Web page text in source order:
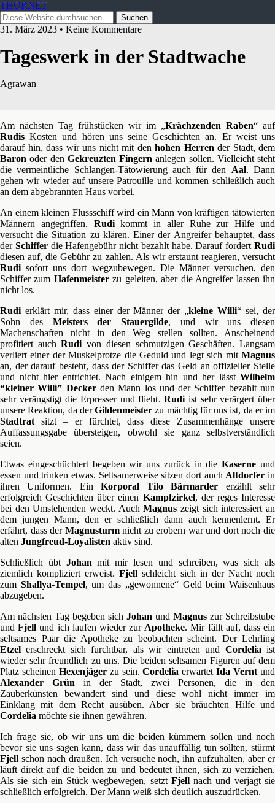
THORNET
31. März 2023 • Keine Kommentare
Tageswerk in der Stadtwache
Agrawan
Am nächsten Tag frühstücken wir im „Krächzenden Raben“ auf
Rudis Kosten und hören uns seine Geschichten an. Er weist uns
darauf hin, dass wir uns nicht mit den hohen Herren der Stadt, dem
Baron oder den Gekreuzten Fingern anlegen sollen. Vielleicht steht
die vermeintliche Schlangen-Tätowierung auch für den Aal. Dann
gehen wir wieder auf unsere Patrouille und kommen schließlich auch
an dem abgebrannten Haus vorbei.
An einem kleinen Flussschiff wird ein Mann von kräftigen tätowierten
Männern angegriffen. Rudikommt in aller Ruhe zur Hilfe und
versucht die Situation zu klären. Einer der Angreifer behauptet, dass
der Schifferdie Hafengebühr nicht bezahlt habe. Darauf fordertRudi
diesen auf, die Gebühr zu zahlen. Als wir erstaunt reagieren, versucht
Rudi sofort uns dort wegzubewegen. Die Männer versuchen, den
Schiffer zum Hafenmeisterzu geleiten, aber die Angreifer lassen ihn
nicht los.
Rudi erklärt mir, dass einer der Männer der „kleine Willi“ sei, der
Sohn des Meisters der Stauergilde, und wir uns diesen
Machenschaften nicht in den Weg stellen sollten. Anscheinend
profitiert auchRudi von diesen schmutzigen Geschäften. Langsam
verliert einer der Muskelprotze die Geduld und legt sich mit Magnus
an, der darauf besteht, dass der Schiffer das Geld an offizieller Stelle
und nicht hier entrichtet. Nach einigem hin und her lässt Wilhelm
“kleiner Willi” Decker den Mann los und der Schiffer bezahlt nun
sehr verängstigt die Erpresser und flieht.Rudi ist sehr verärgert über
unsere Reaktion, da derGildenmeister zu mächtig für uns ist, da er im
Stadtrat sitzt – er fürchtet, dass diese Zusammenhänge unsere
Auffassungsgabe übersteigen, obwohl sie ganz selbstverständlich
seien.
Etwas eingeschüchtert begeben wir uns zurück in dieKaserne und
essen und trinken etwas. Seltsamerweise sitzen dort auch Altdorfer in
ihren Uniformen. Ein Korporal Tilo Bärmarder erzählt sehr
erfolgreich Geschichten über einen Kampfzirkel, der reges Interesse
bei den Umstehenden weckt. AuchMagnus zeigt sich interessiert an
dem jungen Mann, den er schließlich dann auch kennenlernt. Er
erfährt, dass der Magnusturmnicht zu erobern war und dort noch die
alten Jungfreud-Loyalisten aktiv sind.
Schließlich übt Johan mit mir lesen und schreiben, was sich als
ziemlich kompliziert erweist.Fjell schleicht sich in der Nacht noch
zum Shallya-Tempel, um das „gewonnene“ Geld beim Waisenhaus
abzugeben.
Am nächsten Tag begeben sich Johan und Magnus zur Schreibstube
undFjell und ich laufen wieder zur Apotheke. Mir fällt auf, dass ein
seltsames Paar die Apotheke zu beobachten scheint. Der Lehrling
Etzel erschreckt sich furchtbar, als wir eintreten und Cordelia ist
wieder sehr freundlich zu uns. Die beiden seltsamen Figuren auf dem
Platz scheinen Hexenjägerzu sein.Cordelia erwartetIda Vernt und
Alexander Grün in der Stadt, zwei Personen, die in den
Zauberkünsten bewandert sind und diese wohl nicht immer im
Einklang mit dem Recht ausüben. Aber sie bräuchten Hilfe und
Cordelia möchte sie ihnen gewähren.
Ich frage sie, ob wir uns um die beiden kümmern sollen und noch
bevor sie uns sagen kann, dass wir das unauffällig tun sollten, stürmt
Fjell schon nach draußen. Ich versuche noch, ihn aufzuhalten, aber er
läuft direkt auf die beiden zu und bedeutet ihnen, sich zu verziehen.
Als sie sich ein Stück wegbewegen, setzt Fjellnach und verjagt sie
schließlich erfolgreich. Der Mann weiß sich deutlich auszudrücken.